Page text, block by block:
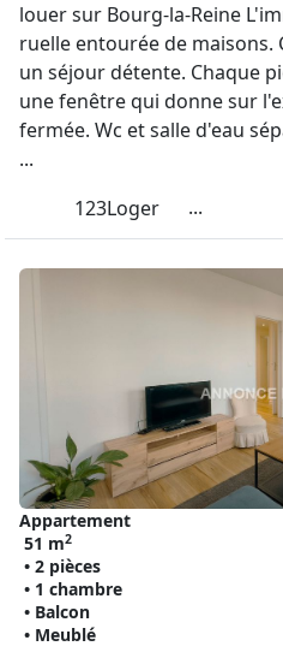
louer sur Bourg-la-Reine
ruelle entourée de
un séjour détente. Chaque
une fenêtre qui donne sur
fermée. Wc et salle d'eau
...
123Loger
...
Appartement
51 m2
• 2 pièces
• 1 chambre
• Balcon
• Meublé